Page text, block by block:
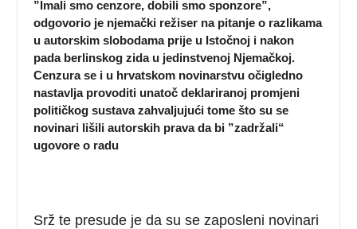
”Imali smo cenzore, dobili smo sponzore”,
odgovorio je njemački režiser na pitanje o razlikama
u autorskim slobodama prije u Istočnoj i nakon
pada berlinskog zida u jedinstvenoj Njemačkoj.
Cenzura se i u hrvatskom novinarstvu očigledno
nastavlja provoditi unatoč deklariranoj promjeni
političkog sustava zahvaljujući tome što su se
novinari lišili autorskih prava da bi ”zadržali“
ugovore o radu
Srž te presude je da su se zaposleni novinari